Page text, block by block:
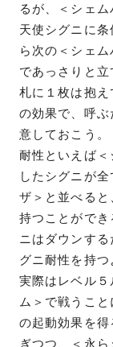
るが、＜シェ
天使シグニに
ら次の＜シェ
であっさりと
札に１枚は抱
の効果で、呼
意しておこう。
耐性といえば
したシグニが
ザ＞と並べる
持つことがで
ニはダウンす
グニ耐性を持つ
実際はレベル
ム＞で戦うこ
の起動効果を
ぎつつ、＜永